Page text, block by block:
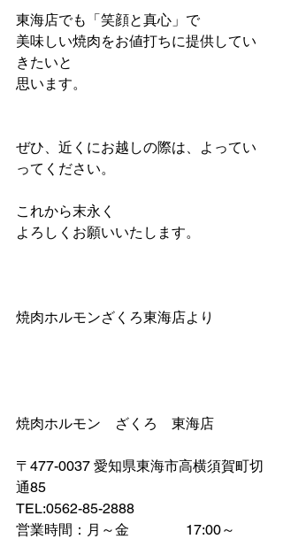
東海店でも「笑顔と真心」で
美味しい焼肉をお値打ちに提供してい
きたいと
思います。
ぜひ、近くにお越しの際は、よってい
ってください。
これから末永く
よろしくお願いいたします。
焼肉ホルモンざくろ東海店より
焼肉ホルモン　ざくろ　東海店
〒 477-0037 愛知県東海市高横須賀町切
通85
​TEL:0562-85-2888
営業時間：月～金　　　　17:00～